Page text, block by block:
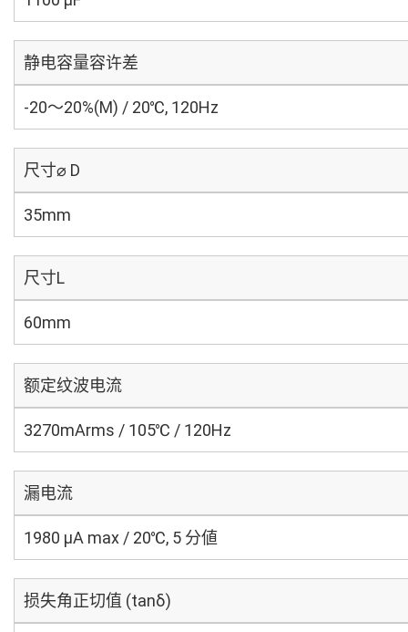
静电容量容许差
-20～20%(M) / 20℃, 120Hz
尺寸⌀ D
35mm
尺寸L
60mm
额定纹波电流
3270mArms / 105℃ / 120Hz
漏电流
1980 μA max / 20℃, 5 分値
损失角正切值 (tanδ)